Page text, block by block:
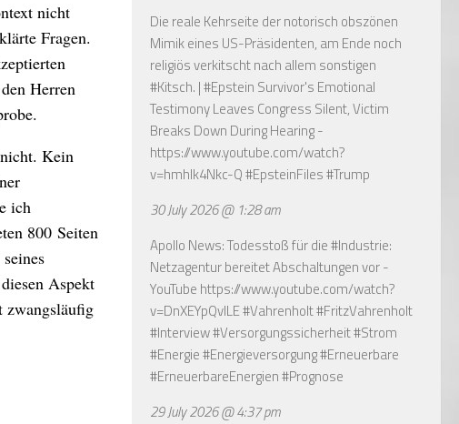
nicht
Fragen.
Herren
Kein
ich
800 Seiten
Aspekt
zwangsläufig
Die reale Kehrseite der notorisch obszönen
Mimik eines US-Präsidenten, am Ende noch
religiös verkitscht nach allem sonstigen
#Kitsch. | #Epstein Survivor's Emotional
Testimony Leaves Congress Silent, Victim
Breaks Down During Hearing -
https://www.youtube.com/watch?
v=hmhlk4Nkc-Q#EpsteinFiles #Trump
30 July 2026 @ 1:28 am
Apollo News: Todesstoß für die #Industrie:
Netzagentur bereitet Abschaltungen vor -
YouTube https://www.youtube.com/watch?
v=DnXEYpQvILE#Vahrenholt #FritzVahrenholt
#Interview #Versorgungssicherheit #Strom
#Energie #Energieversorgung #Erneuerbare
#ErneuerbareEnergien #Prognose
29 July 2026 @ 4:37 pm